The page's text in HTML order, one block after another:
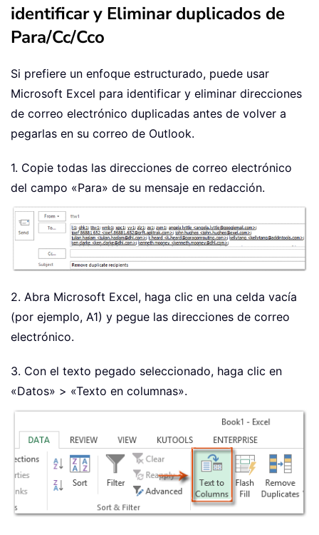
identificar y Eliminar duplicados de
Para/Cc/Cco
Si prefiere un enfoque estructurado, puede usar
Microsoft Excel para identificar y eliminar direcciones
de correo electrónico duplicadas antes de volver a
pegarlas en su correo de Outlook.
1. Copie todas las direcciones de correo electrónico
del campo «Para» de su mensaje en redacción.
2. Abra Microsoft Excel, haga clic en una celda vacía
(por ejemplo, A1) y pegue las direcciones de correo
electrónico.
3. Con el texto pegado seleccionado, haga clic en
«Datos» > «Texto en columnas».